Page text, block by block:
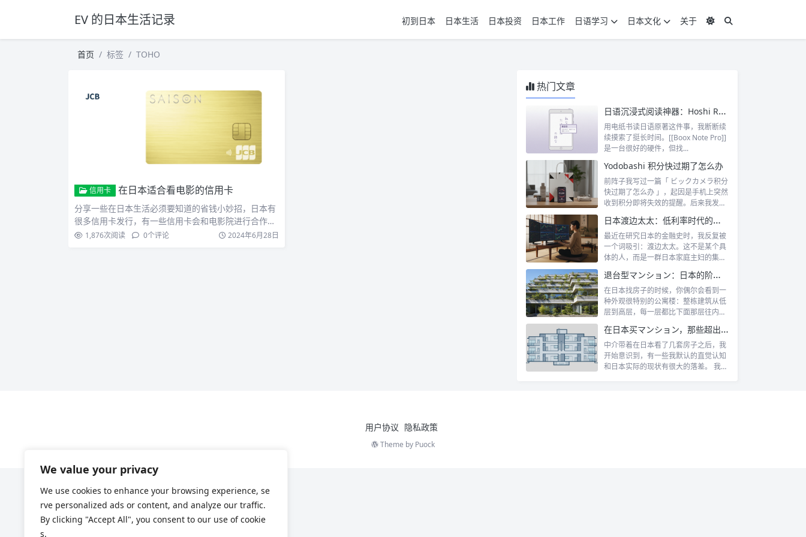
We value your privacy
We use cookies to enhance your browsing experience, se
rve personalized ads or content, and analyze our traffic.
By clicking "Accept All", you consent to our use of cookie
s.
EV 的日本生活记录 初到日本 日本生活 日本投资 日本工作 日语学习 日本文化 关于
首页 标签 TOHO
信用卡 在日本适合看电影的信用卡
分享一些在日本生活必须要知道的省钱小妙招，日本有
很多信用卡发行，有一些信用卡会和电影院进行合作，
可以以比市场价…
1,876次阅读 0个评论 2024年6月28日
热门文章
日语沉浸式阅读神器：Hoshi Reader Android 与 Chimahon
用电纸书读日语原著这件事，我断断续
续摸索了挺长时间。[[Boox Note Pro]]
是一台很好的硬件，但找...
Yodobashi 积分快过期了怎么办
前阵子我写过一篇「 ビックカメラ积分
快过期了怎么办 」，起因是手机上突然
收到积分即将失效的提醒。后来我发
日本渡边太太：低利率时代的散户传奇
最近在研究日本的金融史时，我反复被
一个词吸引：渡边太太。这不是某个具
体的人，而是一群日本家庭主妇的集体
退台型マンション：日本的阶梯式露台公寓是什么
在日本找房子的时候，你偶尔会看到一
种外观很特别的公寓楼：整栋建筑从低
层到高层，每一层都比下面那层往内缩
在日本买マンション，那些超出认知的所有权规则
中介带着在日本看了几套房子之后，我
开始意识到，有一些我默认的直觉认知
和日本实际的现状有很大的落差。 我自
用户协议 隐私政策
Theme by Puock